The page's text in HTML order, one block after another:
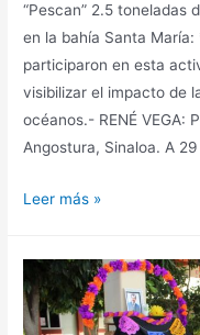
“Pescan” 2.5 toneladas
en la bahía Santa
participaron en esta
visibilizar el impacto de
océanos.- RENÉ VEGA:
Angostura, Sinaloa. A
Leer más »